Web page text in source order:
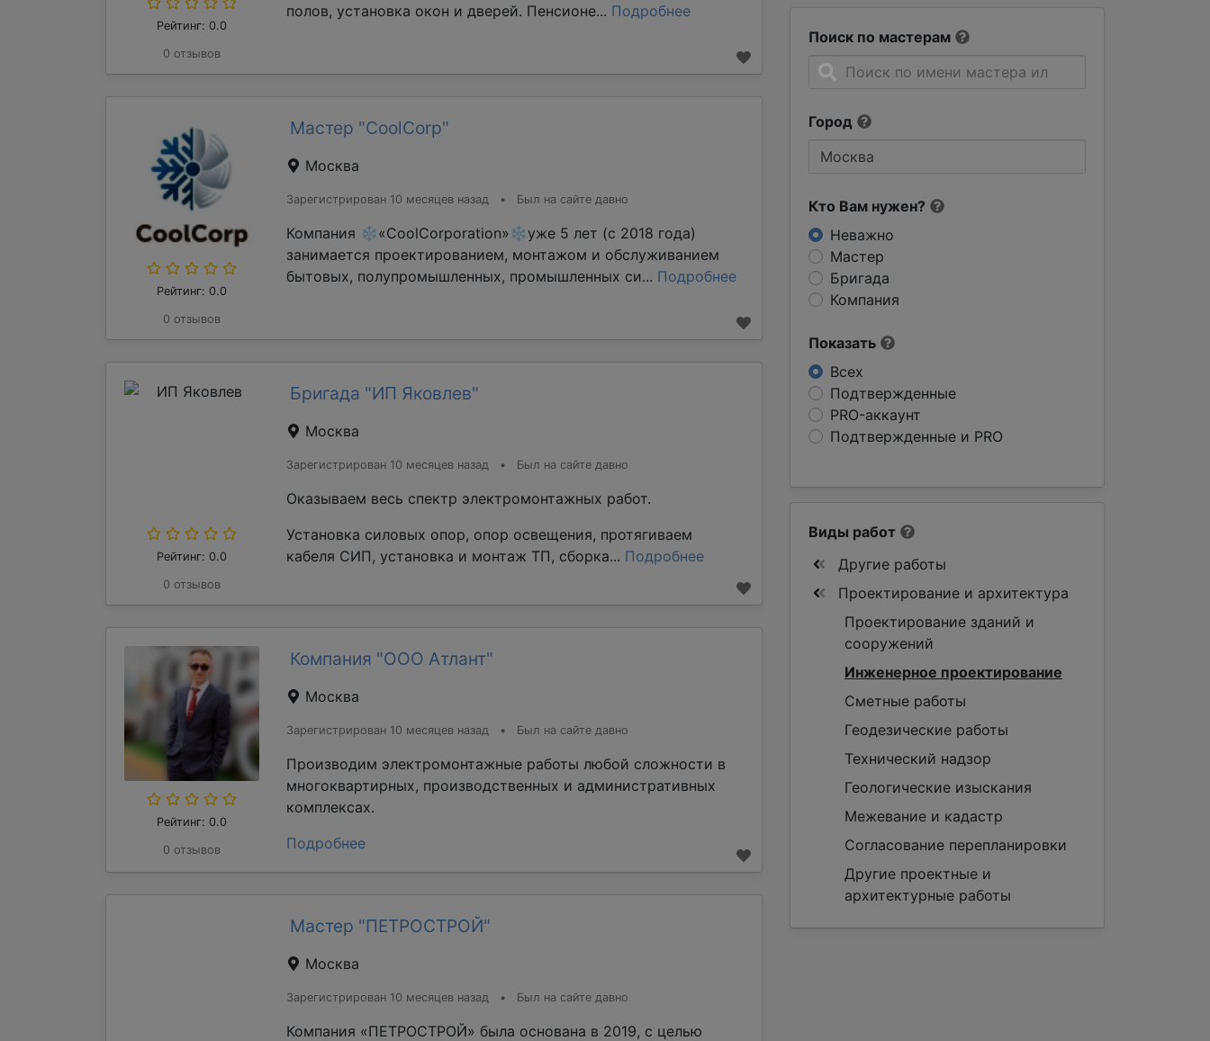
Поиск по мастерам
Город
Кто Вам нужен?
Неважно
Мастер
Бригада
Компания
Показать
Всех
Подтвержденные
PRO-аккаунт
Подтвержденные и PRO
Рейтинг: 0.0
0 отзывов
полов, установка окон и дверей. Пенсионе... Подробнее
Рейтинг: 0.0
0 отзывов
Мастер "CoolCorp"
Москва
Зарегистрирован 10 месяцев назад • Был на сайте давно
Компания ❄«CoolCorporation»❄уже 5 лет (с 2018 года)
занимается проектированием, монтажом и обслуживанием
бытовых, полупромышленных, промышленных си... Подробнее
Рейтинг: 0.0
0 отзывов
Бригада "ИП Яковлев"
Москва
Зарегистрирован 10 месяцев назад • Был на сайте давно
Оказываем весь спектр электромонтажных работ.
Установка силовых опор, опор освещения, протягиваем
кабеля СИП, установка и монтаж ТП, сборка... Подробнее
Рейтинг: 0.0
0 отзывов
Компания "ООО Атлант"
Москва
Зарегистрирован 10 месяцев назад • Был на сайте давно
Производим электромонтажные работы любой сложности в
многоквартирных, производственных и административных
комплексах.
Подробнее
Мастер "ПЕТРОСТРОЙ"
Москва
Зарегистрирован 10 месяцев назад • Был на сайте давно
Компания «ПЕТРОСТРОЙ» была основана в 2019, с целью
Виды работ
Другие работы
Проектирование и архитектура
Проектирование зданий и
сооружений
Инженерное проектирование
Сметные работы
Геодезические работы
Технический надзор
Геологические изыскания
Межевание и кадастр
Согласование перепланировки
Другие проектные и
архитектурные работы